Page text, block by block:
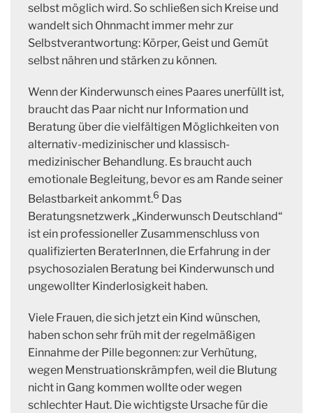
selbst möglich wird. So schließen sich Kreise und
wandelt sich Ohnmacht immer mehr zur
Selbstverantwortung: Körper, Geist und Gemüt
selbst nähren und stärken zu können.
Wenn der Kinderwunsch eines Paares unerfüllt ist,
braucht das Paar nicht nur Information und
Beratung über die vielfältigen Möglichkeiten von
alternativ-medizinischer und klassisch-
medizinischer Behandlung. Es braucht auch
emotionale Begleitung, bevor es am Rande seiner
Belastbarkeit ankommt.6 Das
Beratungsnetzwerk „Kinderwunsch Deutschland“
ist ein professioneller Zusammenschluss von
qualifizierten BeraterInnen, die Erfahrung in der
psychosozialen Beratung bei Kinderwunsch und
ungewollter Kinderlosigkeit haben.
Viele Frauen, die sich jetzt ein Kind wünschen,
haben schon sehr früh mit der regelmäßigen
Einnahme der Pille begonnen: zur Verhütung,
wegen Menstruationskrämpfen, weil die Blutung
nicht in Gang kommen wollte oder wegen
schlechter Haut. Die wichtigste Ursache für die